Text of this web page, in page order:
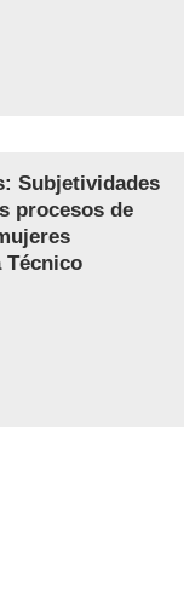
Subjetividades
procesos de
Técnico